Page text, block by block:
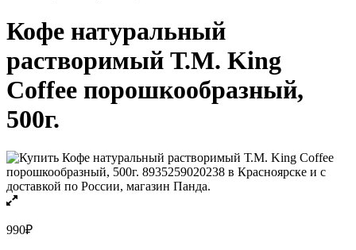
Кофе натуральный
растворимый Т.М. King
Coffee порошкообразный,
500г.
990₽